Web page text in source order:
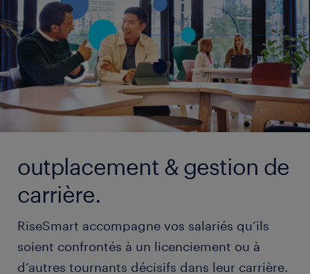
outplacement & gestion de
carrière.
RiseSmart accompagne vos salariés qu’ils
soient confrontés à un licenciement ou à
d’autres tournants décisifs dans leur carrière.